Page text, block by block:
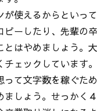
が使えるからといっ
ピーしたり、先輩の
とはやめましょう。
チェックしています
って文字数を稼ぐた
ましょう。せっかく